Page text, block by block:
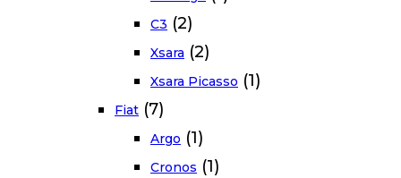
C3 (2)
Xsara (2)
Xsara Picasso (1)
Fiat (7)
Argo (1)
Cronos (1)